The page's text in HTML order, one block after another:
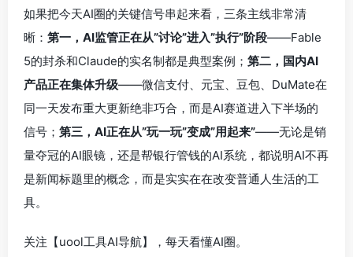
如果把今天AI圈的关键信号串起来看，三条主线非常清
晰： 第一，AI监管正在从”讨论”进入”执行”阶段——Fable
5的封杀和Claude的实名制都是典型案例； 第二，国内AI
产品正在集体升级——微信支付、元宝、豆包、DuMate在
同一天发布重大更新绝非巧合，而是AI赛道进入下半场的
信号； 第三，AI正在从”玩一玩”变成”用起来”——无论是销
量夺冠的AI眼镜，还是帮银行管钱的AI系统，都说明AI不再
是新闻标题里的概念，而是实实在在改变普通人生活的工
具。
关注【uool工具AI导航】，每天看懂AI圈。